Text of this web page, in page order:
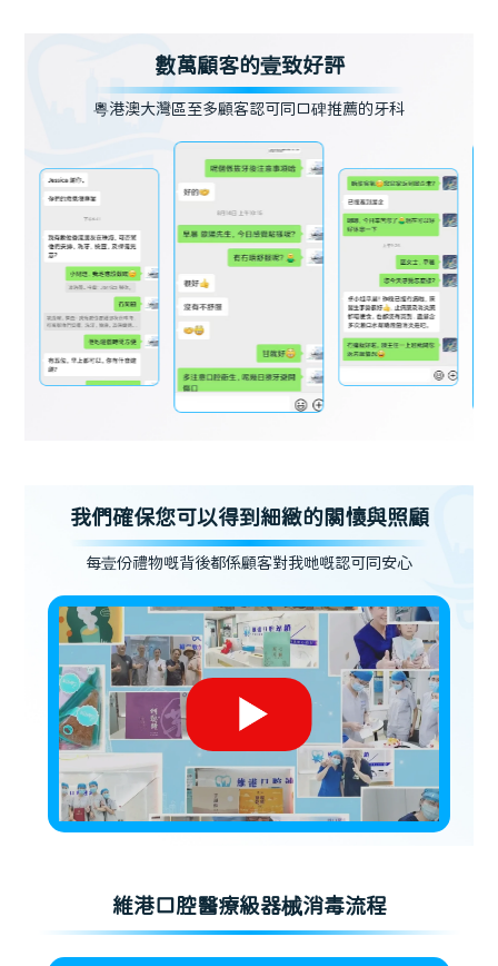
數萬顧客的壹致好評
粵港澳大灣區至多顧客認可同口碑推薦的牙科
我們確保您可以得到細緻的關懷與照顧
每壹份禮物嘅背後都係顧客對我哋嘅認可同安心
維港口腔醫療級器械消毒流程